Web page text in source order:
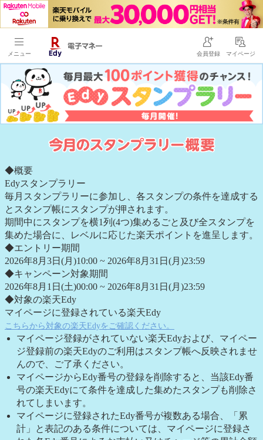
メニュー 会員登録 マイページ
今月の
◆概要
Edyスタンプラリー
毎月スタンプラリーに参加し、各スタンプの条件を達成する
とスタンプ帳にスタンプが押されます。
期間中にスタンプを横1列(4つ)集めるごと及び全スタンプを
集めた場合に、レベルに応じた楽天ポイントを進呈します。
◆エントリー期間
2026年8月3日(月)10:00 ~ 2026年8月31日(月)23:59
◆キャンペーン対象期間
2026年8月1日(土)00:00 ~ 2026年8月31日(月)23:59
◆対象の楽天Edy
マイページに登録されている楽天Edy
こちらから対象の楽天Edyをご確認ください。
マイページ登録がされていない楽天Edyおよび、マイペー
ジ登録前の楽天Edyのご利用はスタンプ帳へ反映されませ
んので、ご了承ください。
マイページからEdy番号の登録を削除すると、当該Edy番
号の楽天Edyにて条件を達成した集めたスタンプも削除さ
れてしまいます。
マイページに登録されたEdy番号が複数ある場合、「累
計」と表記のある条件については、マイページに登録さ